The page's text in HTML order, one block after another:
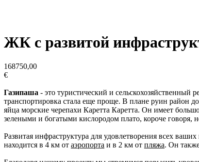
ЖК с развитой
168750,00
€
Газипаша - это туристический и сельскохозяйственный
транспортировка стала еще проще. В плане руин район
яйца морские черепахи Каретта Каретта. Он имеет
зелеными и богатыми кислородом плато, короче
Развитая инфраструктура для удовлетворения всех
находится в 4 км от аэропорта и в 2 км от пляжа. Он